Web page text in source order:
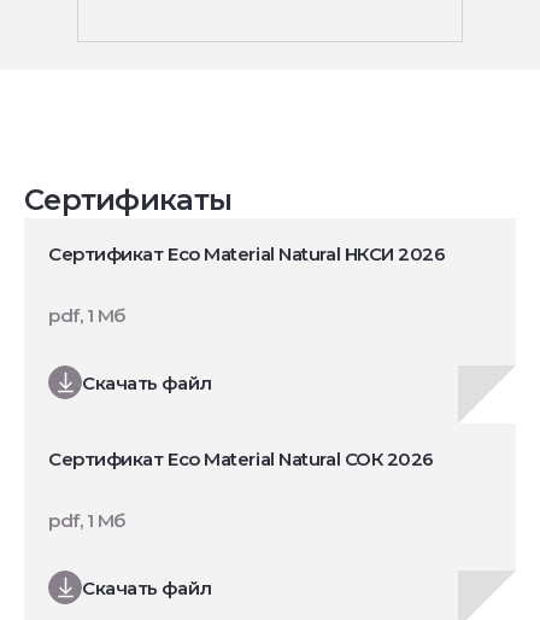
Сертификаты
Сертификат Eco Material Natural НКСИ 2026
Скачать файл
pdf, 1 Мб
Сертификат Eco Material Natural СОК 2026
Скачать файл
pdf, 1 Мб